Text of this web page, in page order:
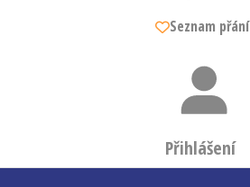
Seznam přání
Přihlášení